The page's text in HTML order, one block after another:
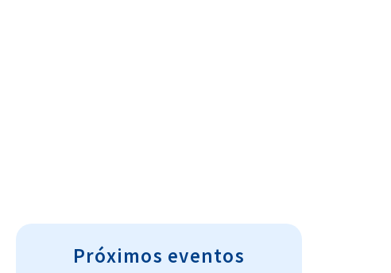
Próximos eventos